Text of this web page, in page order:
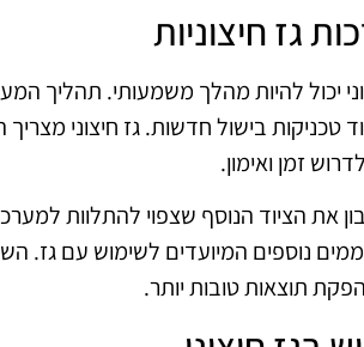
גז חיצוניות
יכול להיות מהלך משמעותי. תהליך
בישול חדשות. גז חיצוני
זמן ואימון.
את הציוד הנוסף שצפוי להתלוות
נוספים המיועדים לשימוש עם גז.
תוצאות טובות יותר.